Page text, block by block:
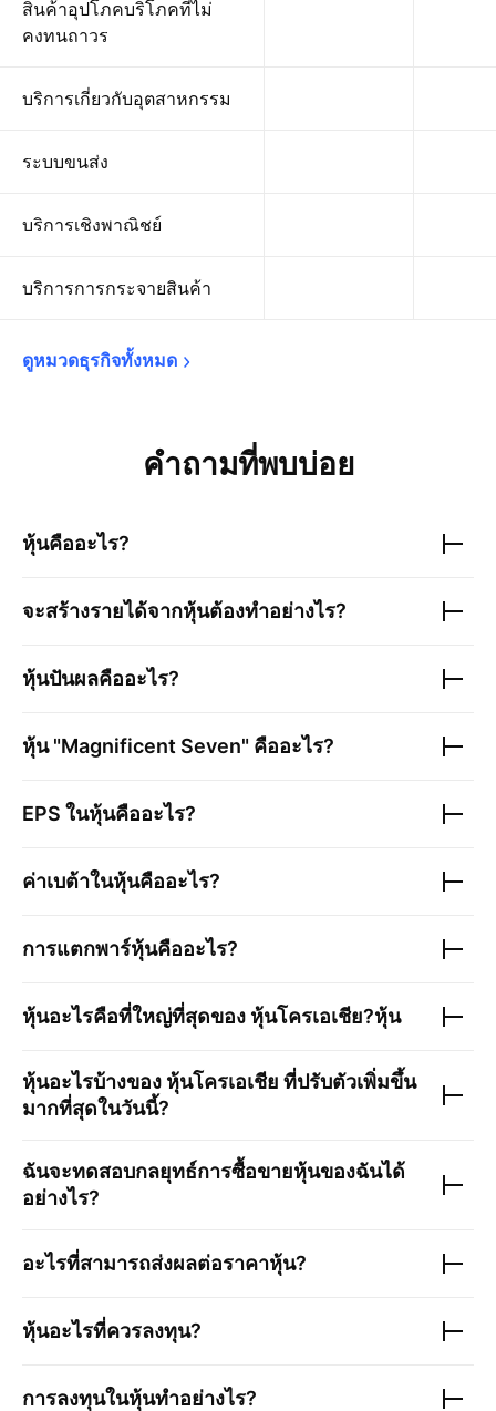
สินค้าอุปโภคบริโภคที่ไม่
คงทนถาวร
บริการเกี่ยวกับอุตสาหกรรม
ระบบขนส่ง
บริการเชิงพาณิชย์
บริการการกระจายสินค้า
ดูหมวดธุรกิจทั้งหมด
คำถามที่พบบ่อย
หุ้นคืออะไร?
จะสร้างรายได้จากหุ้นต้องทำอย่างไร?
หุ้นปันผลคืออะไร?
หุ้น "Magnificent Seven" คืออะไร?
EPS ในหุ้นคืออะไร?
ค่าเบต้าในหุ้นคืออะไร?
การแตกพาร์หุ้นคืออะไร?
หุ้นอะไรคือที่ใหญ่ที่สุดของ หุ้นโครเอเชีย?หุ้น
หุ้นอะไรบ้างของ หุ้นโครเอเชีย ที่ปรับตัวเพิ่มขึ้น
มากที่สุดในวันนี้?
ฉันจะทดสอบกลยุทธ์การซื้อขายหุ้นของฉันได้
อย่างไร?
อะไรที่สามารถส่งผลต่อราคาหุ้น?
หุ้นอะไรที่ควรลงทุน?
การลงทุนในหุ้นทำอย่างไร?